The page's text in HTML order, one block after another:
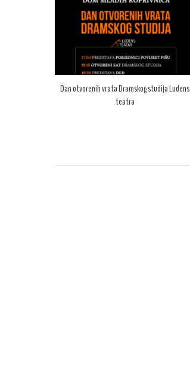
Dan otvorenih vrata Dramskog studija Ludens
teatra